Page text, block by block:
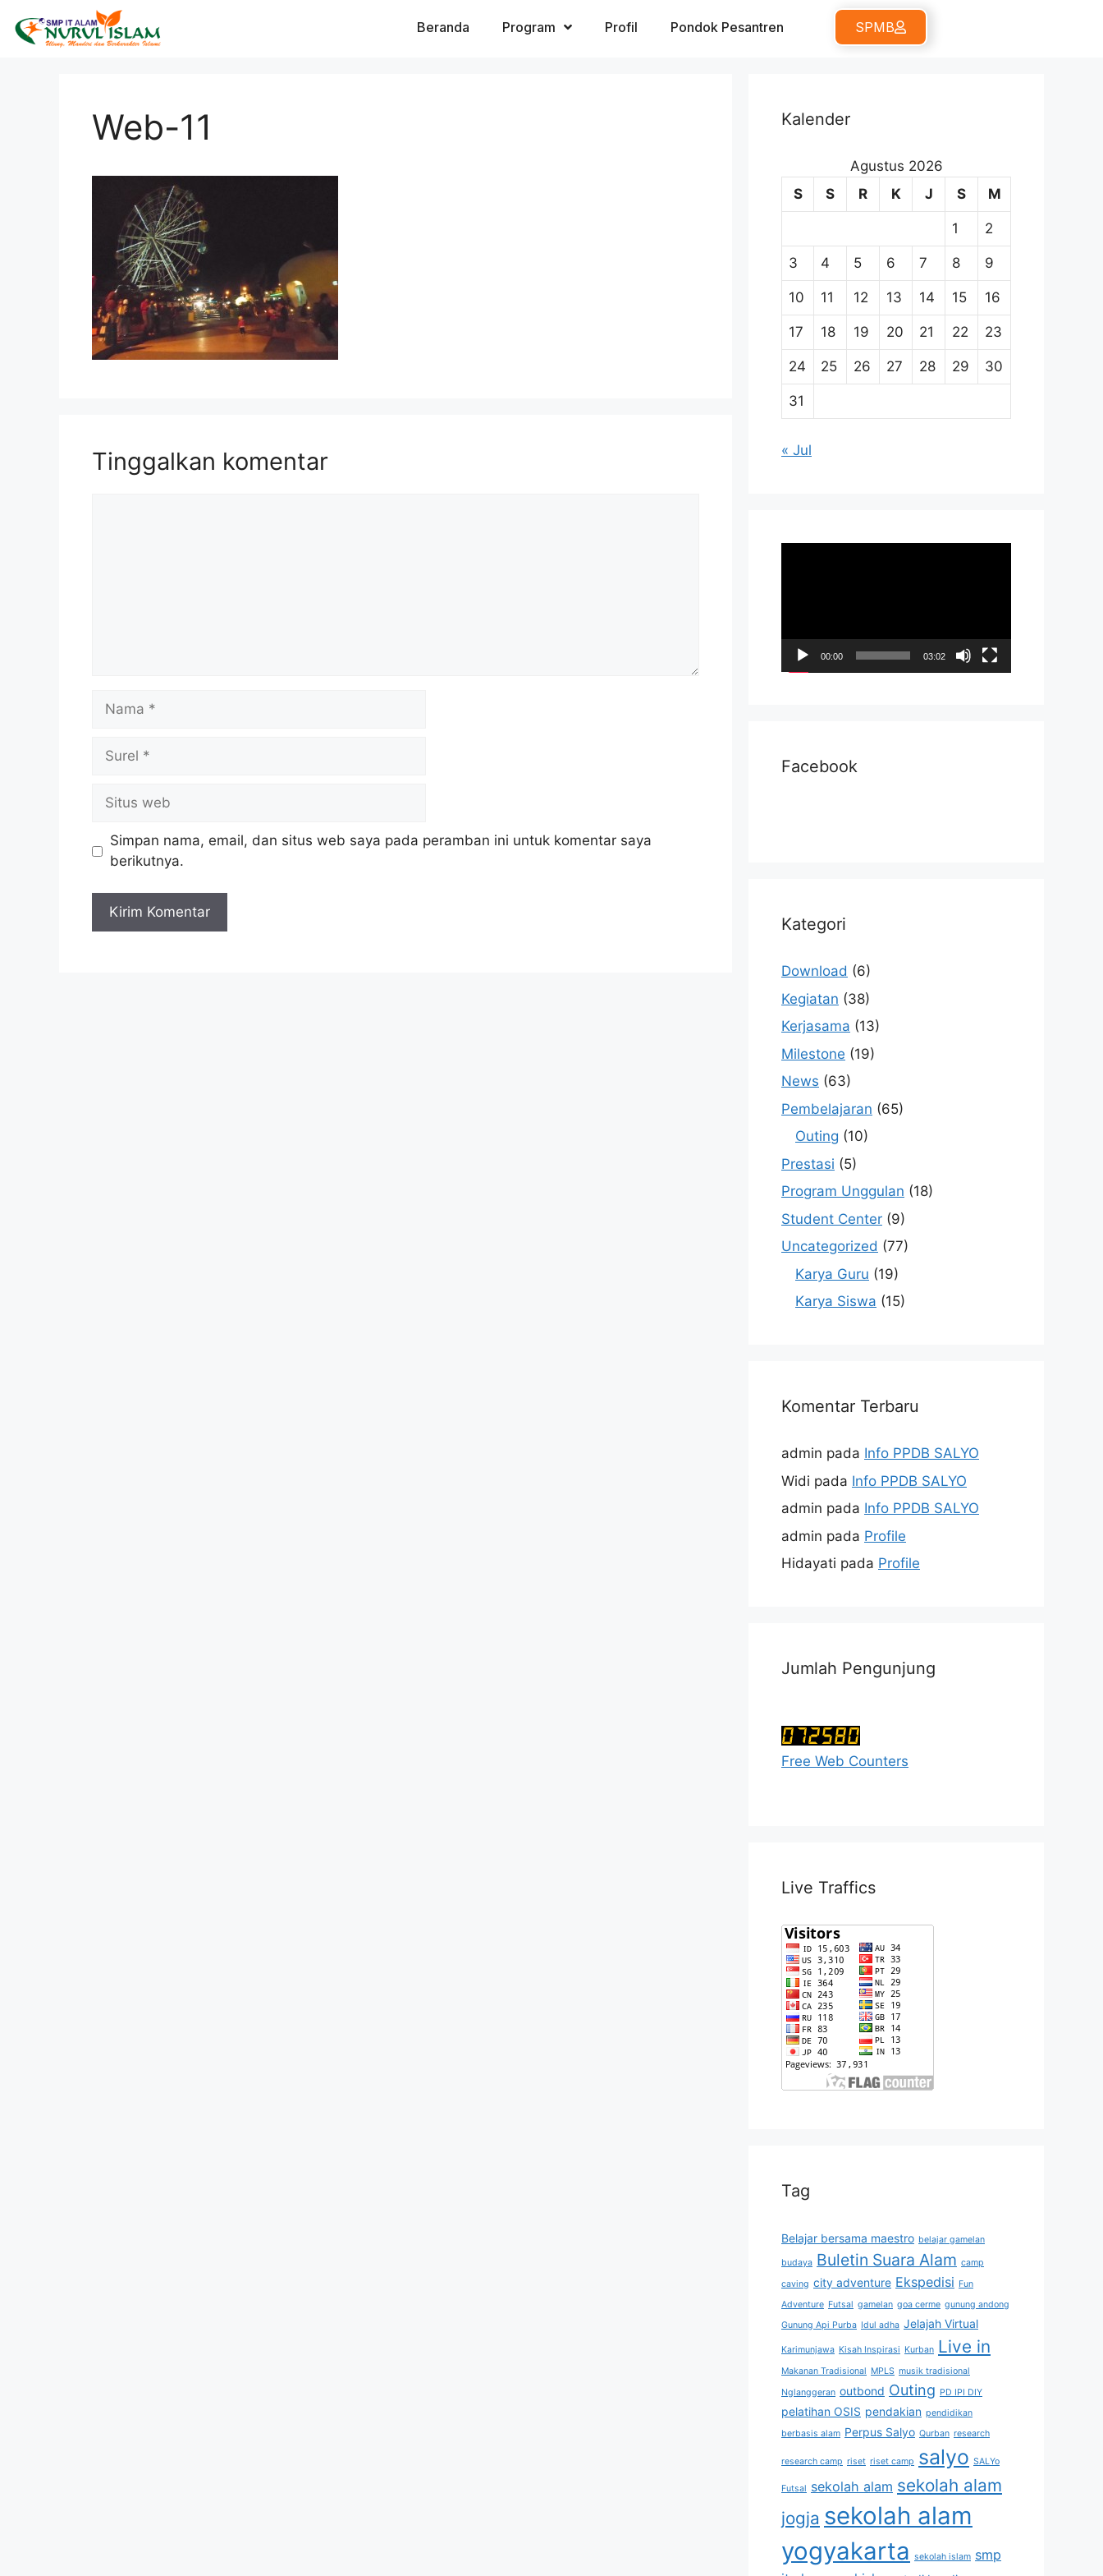
Beranda Program Profil Pondok Pesantren SPMB
Web-11
Tinggalkan komentar
Simpan nama, email, dan situs web saya pada peramban ini untuk komentar saya
berikutnya.
Kalender
Agustus 2026
S
S R K J S M
1 2
3 4 5 6 7 8 9
10 11 12 13 14 15 16
17 18 19 20 21 22 23
24 25 26 27 28 29 30
31
« Jul
00:00 03:02
Facebook
Kategori
Download (6)
Kegiatan (38)
Kerjasama (13)
Milestone (19)
News (63)
Pembelajaran (65)
Outing (10)
Prestasi (5)
Program Unggulan (18)
Student Center (9)
Uncategorized (77)
Karya Guru (19)
Karya Siswa (15)
Komentar Terbaru
admin pada Info PPDB SALYO
Widi pada Info PPDB SALYO
admin pada Info PPDB SALYO
admin pada Profile
Hidayati pada Profile
Jumlah Pengunjung
Free Web Counters
Live Traffics
Tag
Belajar bersama maestro belajar gamelan
budaya Buletin Suara Alam camp
caving city adventure Ekspedisi Fun
Adventure Futsal gamelan goa cerme gunung andong
Gunung Api Purba Idul adha Jelajah Virtual
Karimunjawa Kisah Inspirasi Kurban Live in
Makanan Tradisional MPLS musik tradisional
Nglanggeran outbond Outing PD IPI DIY
pelatihan OSIS pendakian pendidikan
berbasis alam Perpus Salyo Qurban research
research camp riset riset camp salyo SALYo
Futsal sekolah alam sekolah alam
jogja sekolah alam
yogyakarta sekolah islam smp